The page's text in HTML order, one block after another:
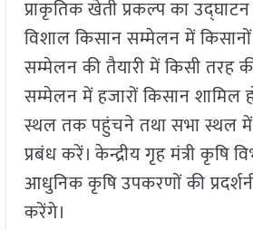
प्राकृतिक खेती प्रकल्प का
विशाल किसान सम्मेलन में
सम्मेलन की तैयारी में किसी तरह
सम्मेलन में हजारों किसान
स्थल तक पहुंचने तथा सभा स्थल
प्रबंध करें। केन्द्रीय गृह मंत्री कृषि
आधुनिक कृषि उपकरणों की
करेंगे।